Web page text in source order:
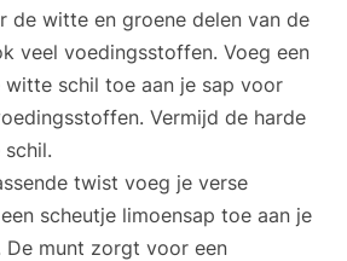
de witte en groene delen van de
veel voedingsstoffen. Voeg een
witte schil toe aan je sap voor
Vermijd de harde
twist voeg je verse
scheutje limoensap toe aan je
De munt zorgt voor een